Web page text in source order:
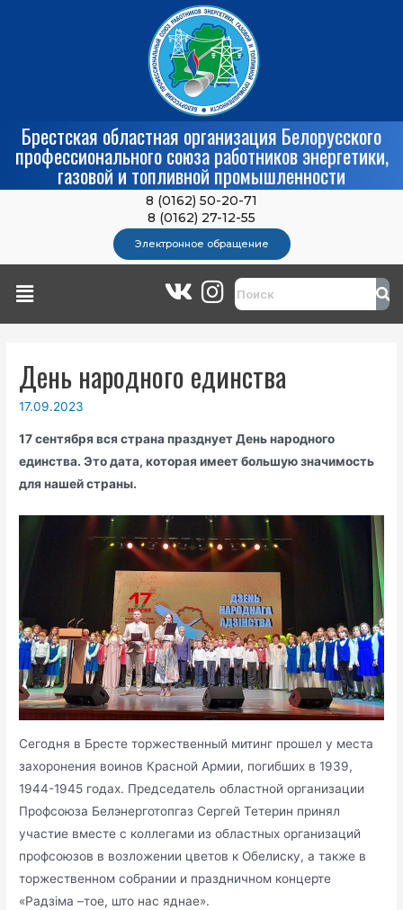
Брестская областная организация Белорусского
профессионального союза работников энергетики,
газовой и топливной промышленности
8 (0162) 50-20-71
8 (0162) 27-12-55
Электронное обращение
День народного единства
17.09.2023
17 сентября вся страна празднует День народного
единства. Это дата, которая имеет большую значимость
для нашей страны.
Сегодня в Бресте торжественный митинг прошел у места
захоронения воинов Красной Армии, погибших в 1939,
1944-1945 годах. Председатель областной организации
Профсоюза Белэнерготопгаз Сергей Тетерин принял
участие вместе с коллегами из областных организаций
профсоюзов в возложении цветов к Обелиску, а также в
торжественном собрании и праздничном концерте
«Радзіма –тое, што нас яднае».